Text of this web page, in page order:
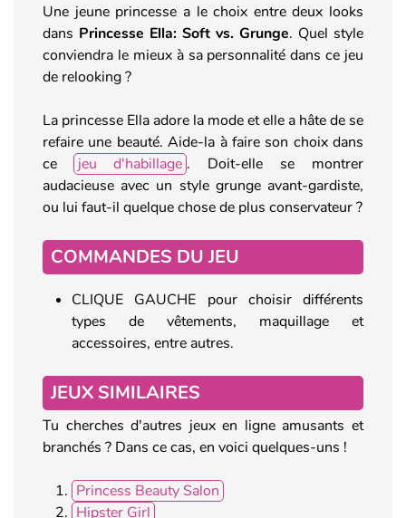
Une jeune princesse a le choix entre deux looks
dans Princesse Ella: Soft vs. Grunge. Quel style
conviendra le mieux à sa personnalité dans ce jeu
de relooking ?
La princesse Ella adore la mode et elle a hâte de se
refaire une beauté. Aide-la à faire son choix dans
ce
jeu d'habillage . Doit-elle se montrer
audacieuse avec un style grunge avant-gardiste,
ou lui faut-il quelque chose de plus conservateur ?
COMMANDES DU JEU
CLIQUE GAUCHE pour choisir différents
types de vêtements, maquillage et
accessoires, entre autres.
JEUX SIMILAIRES
Tu cherches d'autres jeux en ligne amusants et
branchés ? Dans ce cas, en voici quelques-uns !
Princess Beauty Salon
Hipster Girl